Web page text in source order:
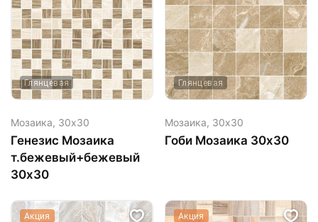
Глянцевая
Мозаика, 30х30
Генезис Мозаика
т.бежевый+бежевый
30х30
Глянцевая
Мозаика, 30х30
Гоби Мозаика 30х30
Акция Акция